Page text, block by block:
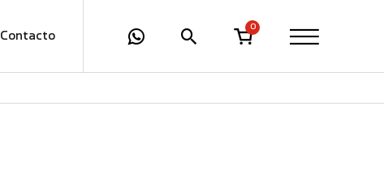
Contacto
0